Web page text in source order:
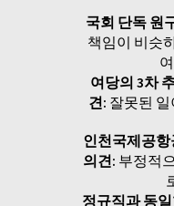
국회 단독 원
책임이 비슷
여당의 3차
견: 잘못된
인천국제공
의견: 부정적
정규직과 동